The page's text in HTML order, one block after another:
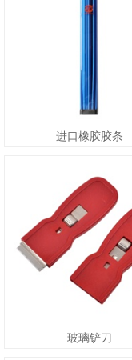
进口橡胶胶条
玻璃铲刀